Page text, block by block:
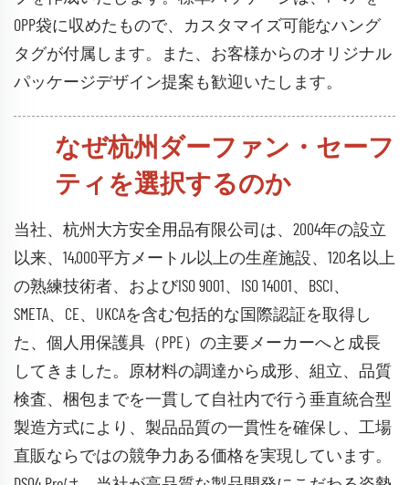
OPP袋に収めたもので、カスタマイズ可能なハング
タグが付属します。また、お客様からのオリジナル
パッケージデザイン提案も歓迎いたします。
なぜ杭州ダーファン・セーフ
ティを選択するのか
当社、杭州大方安全用品有限公司は、2004年の設立
以来、14,000平方メートル以上の生産施設、120名以上
の熟練技術者、およびISO 9001、ISO 14001、BSCI、
SMETA、CE、UKCAを含む包括的な国際認証を取得し
た、個人用保護具（PPE）の主要メーカーへと成長
してきました。原材料の調達から成形、組立、品質
検査、梱包までを一貫して自社内で行う垂直統合型
製造方式により、製品品質の一貫性を確保し、工場
直販ならではの競争力ある価格を実現しています。